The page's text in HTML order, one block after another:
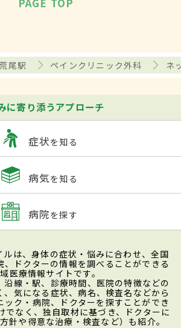
PAGE TOP
尾駅 ペインクリニック外科 ネ
に寄り添うアプローチ
症状を知る
病気を知る
病院を探す
ルは、身体の症状・悩みに合わせ、全国
、ドクターの情報を調べることができる
医療情報サイトです。
沿線・駅、診療時間、医院の特徴などの
気になる症状、病名、検査名などから
ック・病院、ドクターを探すことができ
でなく、独自取材に基づき、ドクターに
針や得意な治療・検査など）も紹介。